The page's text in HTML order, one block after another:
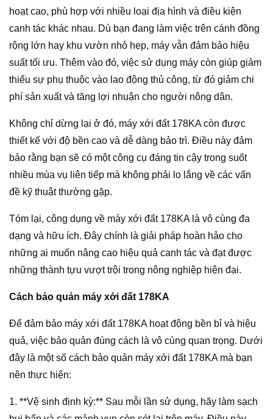
hoạt cao, phù hợp với nhiều loại địa hình và điều kiện
canh tác khác nhau. Dù bạn đang làm việc trên cánh đồng
rộng lớn hay khu vườn nhỏ hẹp, máy vẫn đảm bảo hiệu
suất tối ưu. Thêm vào đó, việc sử dụng máy còn giúp giảm
thiểu sự phụ thuộc vào lao động thủ công, từ đó giảm chi
phí sản xuất và tăng lợi nhuận cho người nông dân.
Không chỉ dừng lại ở đó, máy xới đất 178KA còn được
thiết kế với độ bền cao và dễ dàng bảo trì. Điều này đảm
bảo rằng bạn sẽ có một công cụ đáng tin cậy trong suốt
nhiều mùa vụ liên tiếp mà không phải lo lắng về các vấn
đề kỹ thuật thường gặp.
Tóm lại, công dụng về máy xới đất 178KA là vô cùng đa
dạng và hữu ích. Đây chính là giải pháp hoàn hảo cho
những ai muốn nâng cao hiệu quả canh tác và đạt được
những thành tựu vượt trội trong nông nghiệp hiện đại.
Cách bảo quản máy xới đất 178KA
Để đảm bảo máy xới đất 178KA hoạt động bền bỉ và hiệu
quả, việc bảo quản đúng cách là vô cùng quan trọng. Dưới
đây là một số cách bảo quản máy xới đất 178KA mà bạn
nên thực hiện:
1. **Vệ sinh định kỳ:** Sau mỗi lần sử dụng, hãy làm sạch